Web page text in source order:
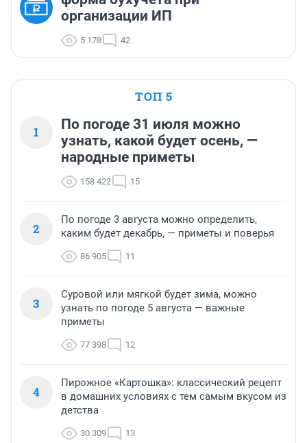
организации ИП
5 178 42
ТОП 5
1
По погоде 31 июля можно
узнать, какой будет осень, —
народные приметы
158 422 15
2
По погоде 3 августа можно определить,
каким будет декабрь, — приметы и поверья
86 905 11
3
Суровой или мягкой будет зима, можно
узнать по погоде 5 августа — важные
приметы
77 398 12
4
Пирожное «Картошка»: классический рецепт
в домашних условиях с тем самым вкусом из
детства
30 309 13